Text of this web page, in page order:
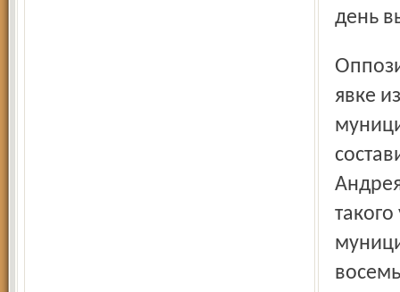
день
Оппозиция считает, что чёрный пиар привёл к низкой
явке